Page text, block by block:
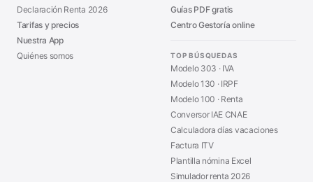
Declaración Renta 2026
Tarifas y precios
Nuestra App
Quiénes somos
Guías PDF gratis
Centro Gestoría online
TOP BÚSQUEDAS
Modelo 303 · IVA
Modelo 130 · IRPF
Modelo 100 · Renta
Conversor IAE CNAE
Calculadora días vacaciones
Factura ITV
Plantilla nómina Excel
Simulador renta 2026